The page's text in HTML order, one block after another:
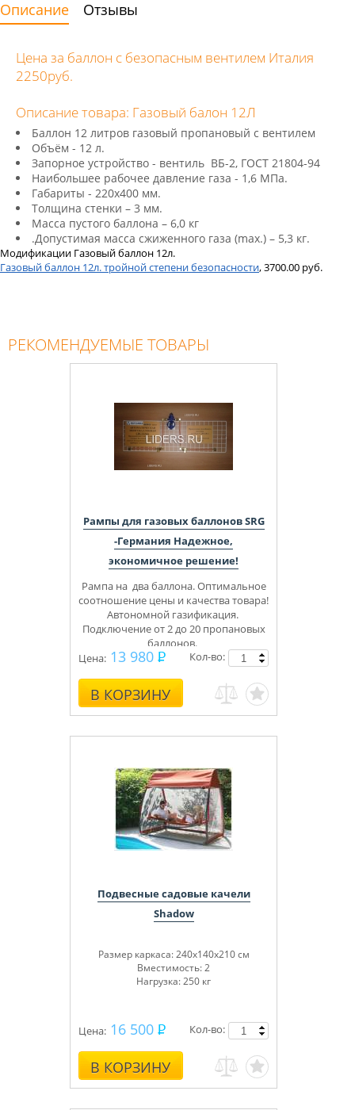
Описание Отзывы
Цена за баллон с безопасным вентилем Италия
2250руб.
Описание товара: Газовый балон 12Л
Баллон 12 литров газовый пропановый с вентилем
Объём - 12 л.
Запорное устройство - вентиль ВБ-2, ГОСТ 21804-94
Наибольшее рабочее давление газа - 1,6 МПа.
Габариты - 220х400 мм.
Толщина стенки – 3 мм.
Масса пустого баллона – 6,0 кг
.Допустимая масса сжиженного газа (max.) – 5,3 кг.
Модификации Газовый баллон 12л.
Газовый баллон 12л. тройной степени безопасности, 3700.00 руб.
РЕКОМЕНДУЕМЫЕ ТОВАРЫ
Рампы для газовых баллонов SRG
-Германия Надежное,
экономичное решение!
Рампа на два баллона.Оптимальное
соотношение цены и качества товара!
Автономной газификация.
Подключение от 2 до 20 пропановых
баллонов.
30-42 mbar
Цена: 13 980
В КОРЗИНУ
Кол-во:
Подвесные садовые качели
Shadow
Размер каркаса: 240х140х210 см
Вместимость: 2
Нагрузка: 250 кг
Цена: 16 500
В КОРЗИНУ
Кол-во: